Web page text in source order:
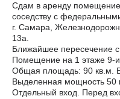
Сдам в аренду
соседству с
г. Самара,
13а.
Ближайшее пересечение
Помещение на 1 этаже 9-
Общая площадь: 90 кв.м.
Выделенная мощность 50
Отдельный вход. Перед